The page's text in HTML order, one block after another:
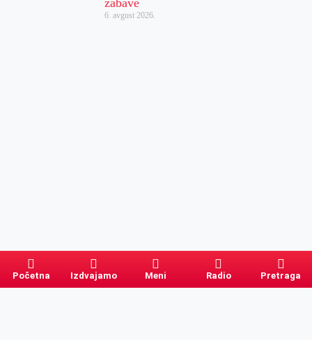
6. avgust 2026.
Početna Izdvajamo Meni Radio Pretraga